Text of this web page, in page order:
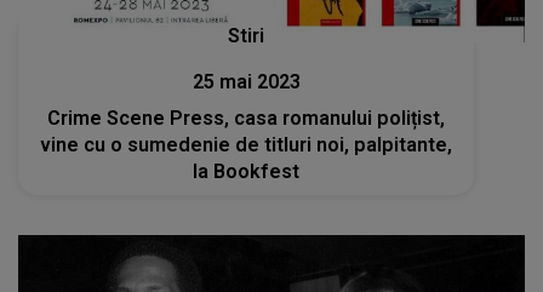
Stiri
25 mai 2023
Crime Scene Press, casa romanului polițist,
vine cu o sumedenie de titluri noi, palpitante,
la Bookfest